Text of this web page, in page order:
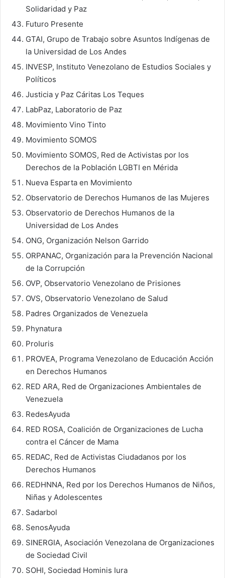
Solidaridad y Paz
Futuro Presente
GTAI, Grupo de Trabajo sobre Asuntos Indígenas de
la Universidad de Los Andes
INVESP, Instituto Venezolano de Estudios Sociales y
Políticos
Justicia y Paz Cáritas Los Teques
LabPaz, Laboratorio de Paz
Movimiento Vino Tinto
Movimiento SOMOS
Movimiento SOMOS, Red de Activistas por los
Derechos de la Población LGBTI en Mérida
Nueva Esparta en Movimiento
Observatorio de Derechos Humanos de las Mujeres
Observatorio de Derechos Humanos de la
Universidad de Los Andes
ONG, Organización Nelson Garrido
ORPANAC, Organización para la Prevención Nacional
de la Corrupción
OVP, Observatorio Venezolano de Prisiones
OVS, Observatorio Venezolano de Salud
Padres Organizados de Venezuela
Phynatura
ProIuris
PROVEA, Programa Venezolano de Educación Acción
en Derechos Humanos
RED ARA, Red de Organizaciones Ambientales de
Venezuela
RedesAyuda
RED ROSA, Coalición de Organizaciones de Lucha
contra el Cáncer de Mama
REDAC, Red de Activistas Ciudadanos por los
Derechos Humanos
REDHNNA, Red por los Derechos Humanos de Niños,
Niñas y Adolescentes
Sadarbol
SenosAyuda
SINERGIA, Asociación Venezolana de Organizaciones
de Sociedad Civil
SOHI, Sociedad Hominis Iura